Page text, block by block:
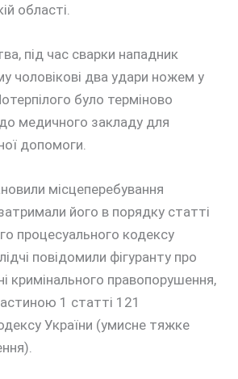
області.
під час сварки нападник
чоловікові два удари ножем у
було терміново
до медичного закладу для
допомоги.
місцеперебування
його в порядку статті
процесуального кодексу
повідомили фігуранту про
кримінального правопорушення,
1 статті 121
України (умисне тяжке